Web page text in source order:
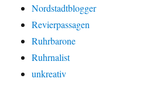
Nordstadtblogger
Revierpassagen
Ruhrbarone
Ruhrnalist
unkreativ